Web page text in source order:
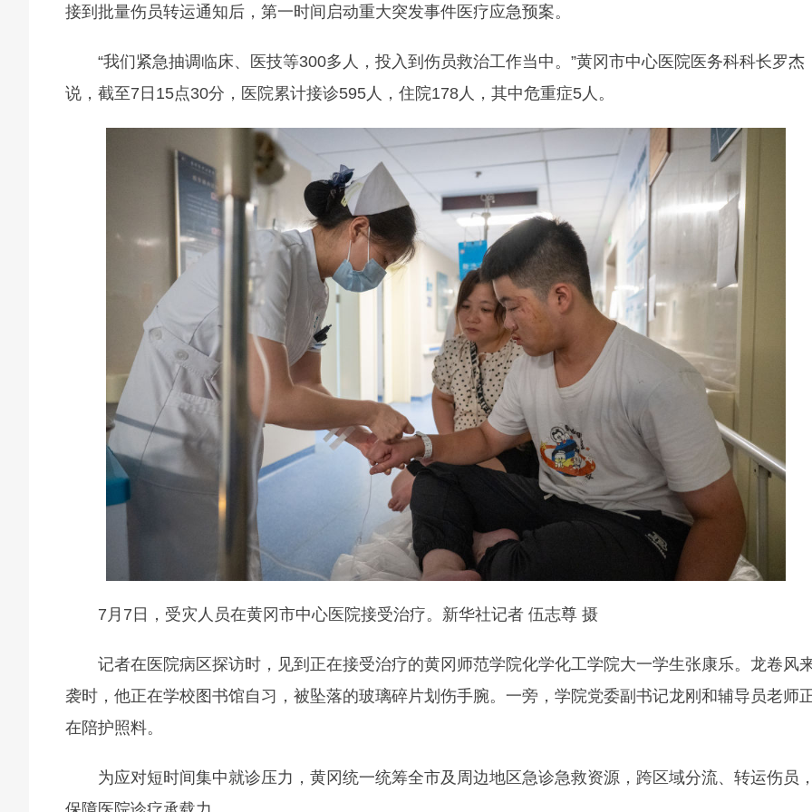
接到批量伤员转运通知后，第一时间启动重大突发事件医疗应急预案。
“我们紧急抽调临床、医技等300多人，投入到伤员救治工作当中。”黄冈市中心医院医务科科长罗杰
说，截至7日15点30分，医院累计接诊595人，住院178人，其中危重症5人。
7月7日，受灾人员在黄冈市中心医院接受治疗。新华社记者 伍志尊 摄
记者在医院病区探访时，见到正在接受治疗的黄冈师范学院化学化工学院大一学生张康乐。龙卷风
袭时，他正在学校图书馆自习，被坠落的玻璃碎片划伤手腕。一旁，学院党委副书记龙刚和辅导员老师
在陪护照料。
为应对短时间集中就诊压力，黄冈统一统筹全市及周边地区急诊急救资源，跨区域分流、转运伤员，